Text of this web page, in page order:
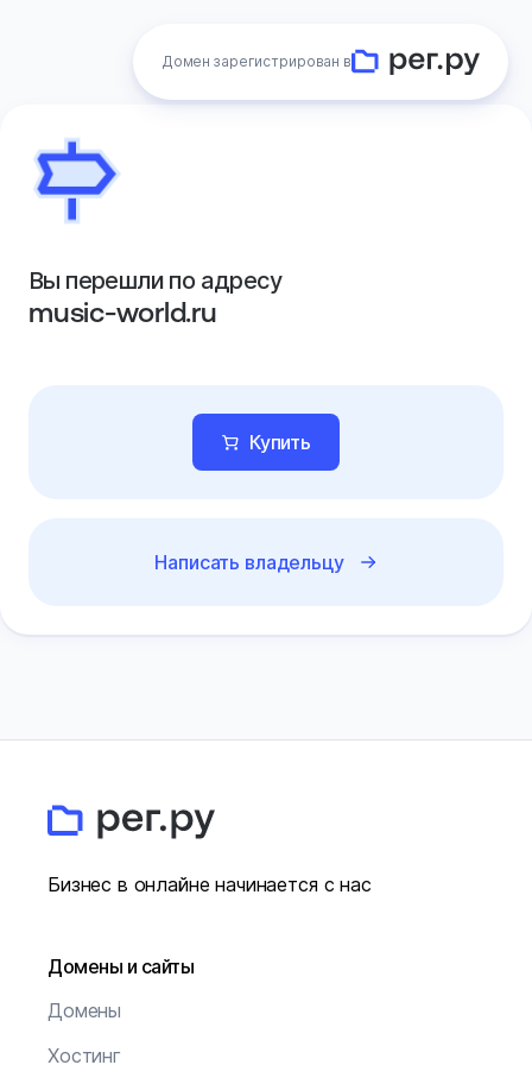
Домен зарегистрирован в
Вы перешли по адресу
music-world.ru
Купить
Написать владельцу
Бизнес в онлайне начинается с нас
Домены и сайты
Домены
Хостинг